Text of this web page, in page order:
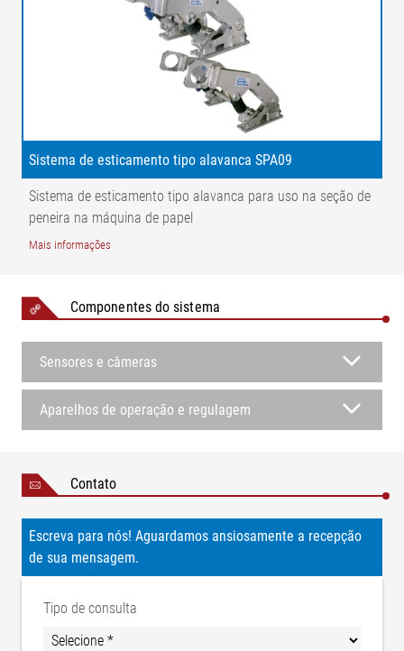
Sistema de esticamento tipo alavanca SPA09
Sistema de esticamento tipo alavanca para uso na seção de
peneira na máquina de papel
Mais informações
Componentes do sistema
Sensores e câmeras
Aparelhos de operação e regulagem
Contato
Escreva para nós! Aguardamos ansiosamente a recepção
de sua mensagem.
Tipo de consulta